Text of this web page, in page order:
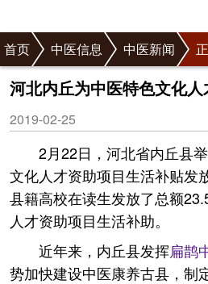
首页 中医信息 中医新闻
河北内丘为中医特色文化
2019-02-25
2月22日，河北省内丘县举
文化人才资助项目生活补贴发
县籍高校在读生发放了总额
人才资助项目生活补助。
近年来，内丘县发挥扁鹊
势加快建设中医康养古县，制